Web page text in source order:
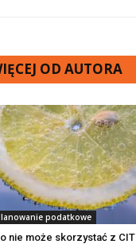
OD AUTORA
podatkowe
nie może skorzystać z CIT